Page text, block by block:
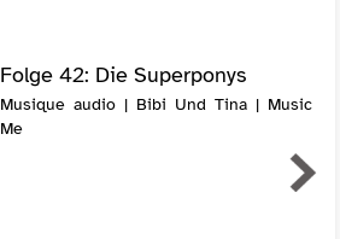
Folge 42: Die Superponys
Musique audio | Bibi Und Tina | Music
Me